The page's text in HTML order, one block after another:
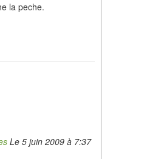
la peche.
Le 5 juin 2009 à 7:37